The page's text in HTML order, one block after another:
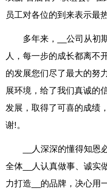
员工对各位的到来表示最
多年来，__公司从初
人，每一步的成长都离不
的发展您们尽了最大的努
展环境，给了我们真诚的
发展，取得了可喜的成绩
谢!。
__人深深的懂得知恩
全体__人认真做事、诚实
力打造__的品牌，决心用